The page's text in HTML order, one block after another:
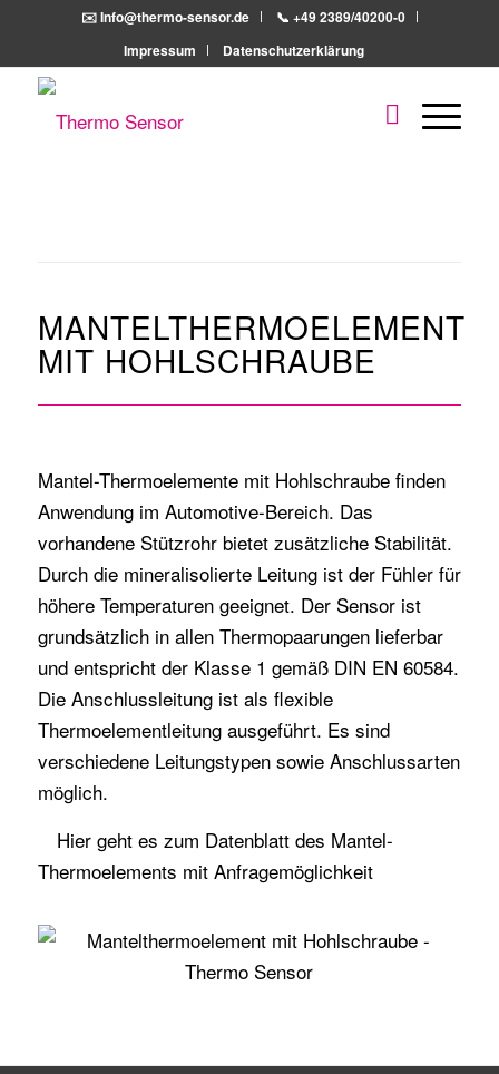
✉️ Info@thermo-sensor.de
📞 +49 2389/40200-0
Impressum
Datenschutzerklärung
MANTELTHERMOELEMENT
MIT HOHLSCHRAUBE
Mantel-Thermoelementemit Hohlschraube finden
Anwendung im Automotive-Bereich. Das
vorhandene Stützrohr bietet zusätzliche Stabilität.
Durch die mineralisolierte Leitung ist der Fühler für
höhere Temperaturen geeignet. Der Sensor ist
grundsätzlich in allen Thermopaarungen lieferbar
und entspricht der Klasse 1 gemäß DIN EN 60584.
Die Anschlussleitung ist als flexible
Thermoelementleitung ausgeführt. Es sind
verschiedene Leitungstypen sowie Anschlussarten
möglich.
Hiergeht es zum Datenblatt des Mantel-
Thermoelements mit Anfragemöglichkeit